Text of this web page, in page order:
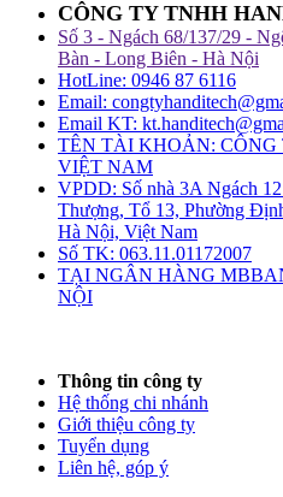
CÔNG TY TNHH
Số 3 - Ngách 68/137/29 -
Bàn - Long Biên - Hà Nội
HotLine: 0946 87 6116
Email:
Email KT:
TÊN TÀI KHOẢN:
VIỆT NAM
VPDD: Số nhà 3A Ngách
Thượng, Tổ 13, Phường
Hà Nội, Việt Nam
Số TK: 063.11.01172007
TẠI NGÂN HÀNG
NỘI
Thông tin công ty
Hệ thống chi nhánh
Giới thiệu công ty
Tuyển dụng
Liên hệ, góp ý